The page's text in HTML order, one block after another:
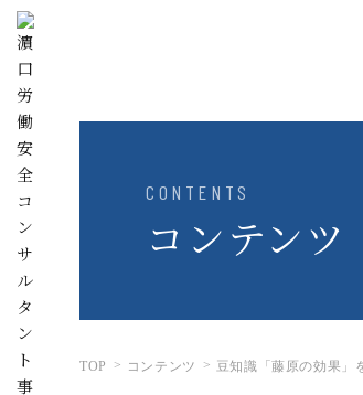
CONTENTS
コンテンツ
TOP コンテンツ 豆知識「藤原の効果」